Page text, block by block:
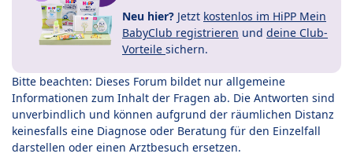
Neu hier? Jetzt kostenlos im HiPP Mein
BabyClub registrieren und deine Club-
Vorteile sichern.
Bitte beachten: Dieses Forum bildet nur allgemeine
Informationen zum Inhalt der Fragen ab. Die Antworten sind
unverbindlich und können aufgrund der räumlichen Distanz
keinesfalls eine Diagnose oder Beratung für den Einzelfall
darstellen oder einen Arztbesuch ersetzen.